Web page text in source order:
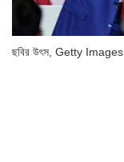
ছবির উৎস, Getty Images